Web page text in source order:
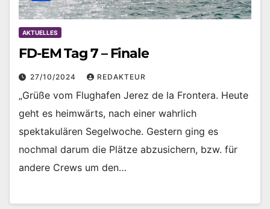
AKTUELLES
FD-EM Tag 7 – Finale
27/10/2024 REDAKTEUR
„Grüße vom Flughafen Jerez de la Frontera. Heute
geht es heimwärts, nach einer wahrlich
spektakulären Segelwoche. Gestern ging es
nochmal darum die Plätze abzusichern, bzw. für
andere Crews um den…